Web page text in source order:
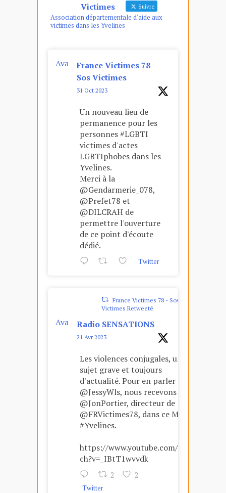
Victimes
Suivre
Association départementale d'aide aux
victimes dans les Yvelines
Ava
France Victimes 78 -
Sos Victimes
31 Oct 2023
Un nouveau lieu de
permanence pour les
personnes #LGBTI
victimes d'actes
LGBTIphobes dans les
Yvelines.
Merci à la
@Gendarmerie_078,
@Prefet78 et
@DILCRAH de
permettre l'ouverture
de ce point d'écoute
dédié.
Twitter
France Victimes 78 - Sos
Victimes Retweeté
Ava
Radio SENSATIONS
21 Avr 2023
Les violences conjugales, un
sujet grave et toujours
d'actualité. Pour en parler avec
@JessyWls, nous recevons
@JonPortier, directeur de
@FRVictimes78, dans ce Mag
#Yvelines.
https://www.youtube.com/wat
ch?v=_IBtT1wvvdk
2 2
Twitter